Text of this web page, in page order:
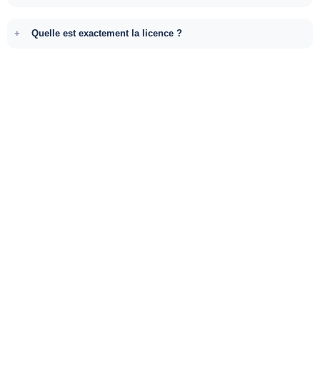
Quelle est exactement la licence ?